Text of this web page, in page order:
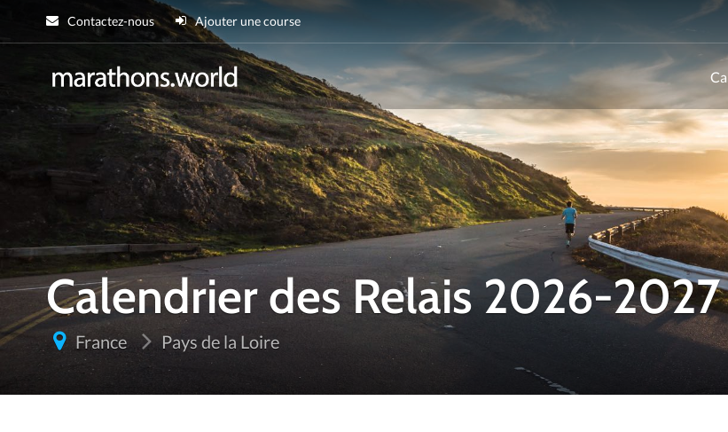
Contactez-nous Ajouter une course
marathons.world
Calendrier des Relais 2026-2027
France Pays de la Loire